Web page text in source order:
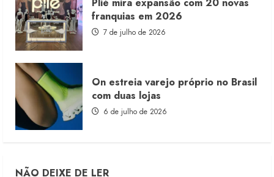
franquias em 2026
7 de julho de 2026
On estreia varejo próprio no Brasil
com duas lojas
6 de julho de 2026
NÃO DEIXE DE LER